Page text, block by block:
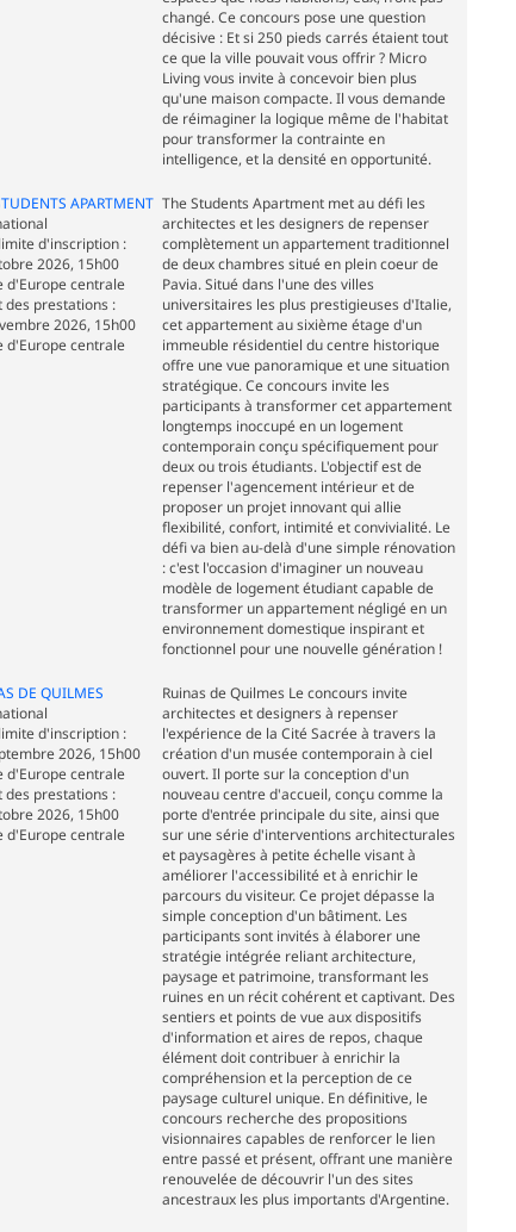
changé. Ce concours pose une question
décisive : Et si 250 pieds carrés étaient tout
ce que la ville pouvait vous offrir ? Micro
Living vous invite à concevoir bien plus
qu'une maison compacte. Il vous demande
de réimaginer la logique même de l'habitat
pour transformer la contrainte en
intelligence, et la densité en opportunité.
APARTMENT
d'inscription :
2026, 15h00
d'Europe centrale
des prestations :
2026, 15h00
d'Europe centrale
The Students Apartment met au défi les
architectes et les designers de repenser
complètement un appartement traditionnel
de deux chambres situé en plein coeur de
Pavia. Situé dans l'une des villes
universitaires les plus prestigieuses d'Italie,
cet appartement au sixième étage d'un
immeuble résidentiel du centre historique
offre une vue panoramique et une situation
stratégique. Ce concours invite les
participants à transformer cet appartement
longtemps inoccupé en un logement
contemporain conçu spécifiquement pour
deux ou trois étudiants. L'objectif est de
repenser l'agencement intérieur et de
proposer un projet innovant qui allie
flexibilité, confort, intimité et convivialité. Le
défi va bien au-delà d'une simple rénovation
: c'est l'occasion d'imaginer un nouveau
modèle de logement étudiant capable de
transformer un appartement négligé en un
environnement domestique inspirant et
fonctionnel pour une nouvelle génération !
DE QUILMES
d'inscription :
2026, 15h00
d'Europe centrale
des prestations :
2026, 15h00
d'Europe centrale
Ruinas de Quilmes Le concours invite
architectes et designers à repenser
l'expérience de la Cité Sacrée à travers la
création d'un musée contemporain à ciel
ouvert. Il porte sur la conception d'un
nouveau centre d'accueil, conçu comme la
porte d'entrée principale du site, ainsi que
sur une série d'interventions architecturales
et paysagères à petite échelle visant à
améliorer l'accessibilité et à enrichir le
parcours du visiteur. Ce projet dépasse la
simple conception d'un bâtiment. Les
participants sont invités à élaborer une
stratégie intégrée reliant architecture,
paysage et patrimoine, transformant les
ruines en un récit cohérent et captivant. Des
sentiers et points de vue aux dispositifs
d'information et aires de repos, chaque
élément doit contribuer à enrichir la
compréhension et la perception de ce
paysage culturel unique. En définitive, le
concours recherche des propositions
visionnaires capables de renforcer le lien
entre passé et présent, offrant une manière
renouvelée de découvrir l'un des sites
ancestraux les plus importants d'Argentine.